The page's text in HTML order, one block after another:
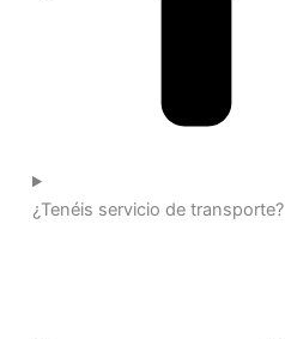
¿Tenéis servicio de transporte?